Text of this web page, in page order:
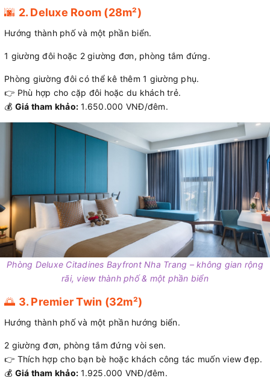
🌆 2. Deluxe Room (28m²)
Hướng thành phố và một phần biển.
1 giường đôi hoặc 2 giường đơn, phòng tắm đứng.
Phòng giường đôi có thể kê thêm 1 giường phụ.
👉 Phù hợp cho cặp đôi hoặc du khách trẻ.
💰 Giá tham khảo: 1.650.000 VNĐ/đêm.
Phòng Deluxe Citadines Bayfront Nha Trang – không gian rộng
rãi, view thành phố & một phần biển
🌅 3. Premier Twin (32m²)
Hướng thành phố và một phần hướng biển.
2 giường đơn, phòng tắm đứng vòi sen.
👉 Thích hợp cho bạn bè hoặc khách công tác muốn view đẹp.
💰 Giá tham khảo: 1.925.000 VNĐ/đêm.